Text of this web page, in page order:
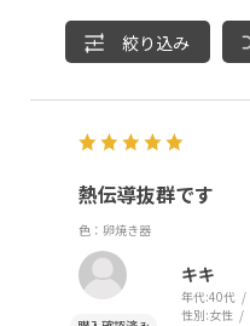
絞り込み
熱伝導抜群です
色：卵焼き器
キキ
年代:40代
性別:女性